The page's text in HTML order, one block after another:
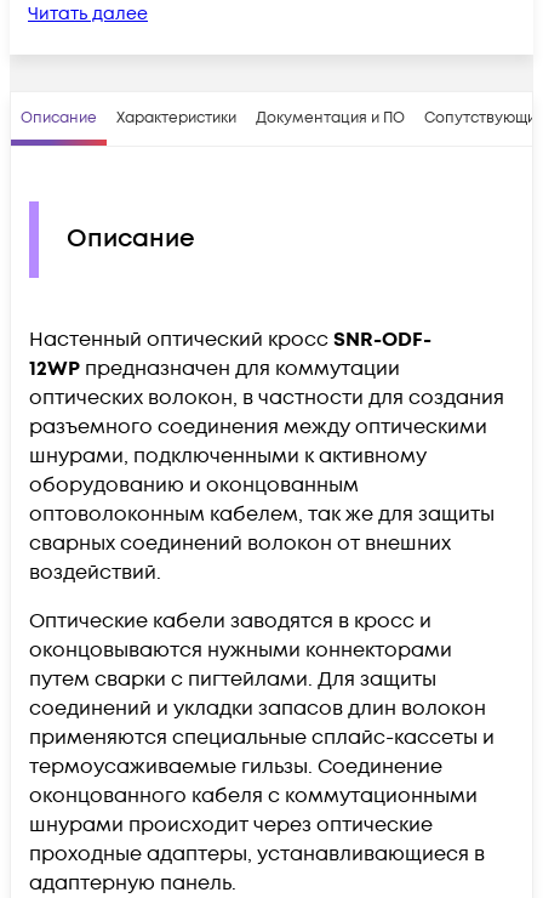
Читать далее
Описание Характеристики Документация и ПО
Описание
Настенный оптический кроссSNR-ODF-
12WP предназначен для коммутации
оптических волокон, в частности для создания
разъемного соединения между оптическими
шнурами, подключенными к активному
оборудованию и оконцованным
оптоволоконным кабелем, так же для защиты
сварных соединений волокон от внешних
воздействий.
Оптические кабели заводятся в кросс и
оконцовываются нужными коннекторами
путем сварки с пигтейлами. Для защиты
соединений и укладки запасов длин волокон
применяются специальные сплайс-кассеты и
термоусаживаемые гильзы. Соединение
оконцованного кабеля с коммутационными
шнурами происходит через оптические
проходные адаптеры, устанавливающиеся в
адаптерную панель.